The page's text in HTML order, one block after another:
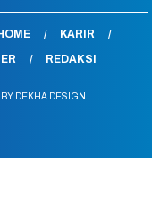
KARIR
REDAKSI
DEKHA DESIGN